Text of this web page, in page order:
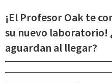
¡El Profesor Oak te
su nuevo laboratorio!
aguardan al llegar?